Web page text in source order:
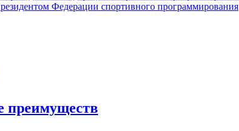
Федерации спортивного программирования
преимуществ